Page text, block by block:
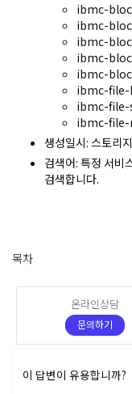
ibmc-
ibmc-
ibmc-
ibmc-
ibmc-
ibmc-
ibmc-
ibmc-
생성일시: 스토리
검색어: 특정 서비
검색합니다.
목차
온라인상담
문의하기
이 답변이 유용합니까?